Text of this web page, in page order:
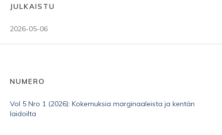
JULKAISTU
2026-05-06
NUMERO
Vol 5 Nro 1 (2026): Kokemuksia marginaaleista ja kentän
laidoilta